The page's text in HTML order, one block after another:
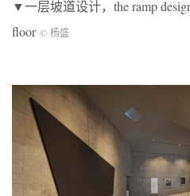
▼一层坡道设计，the ramp
floor © 杨盛